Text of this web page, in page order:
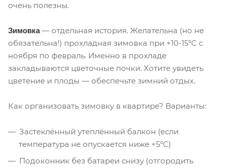
очень полезны.
Зимовка— отдельная история. Желательна (но не
обязательна!) прохладная зимовка при +10-15°C с
ноября по февраль. Именно в прохладе
закладываются цветочные почки. Хотите увидеть
цветение и плоды — обеспечьте зимний отдых.
Как организовать зимовку в квартире? Варианты:
Застеклённый утеплённый балкон (если
температура не опускается ниже +5°C)
Подоконник без батареи снизу (отгородить